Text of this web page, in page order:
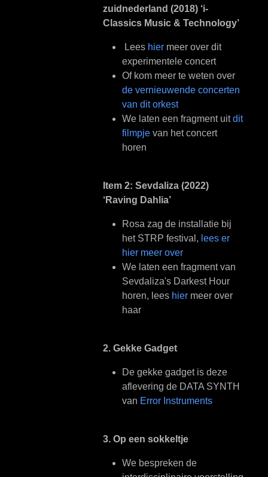
zuidnederland (2018) ‘i-
Classics Music & Technology’
Lees hier meer over dit
experimentele concert
Of kom meer te weten over
de vernieuwende concerten
van dit orkest
We laten een fragment uitdit
filmpje van het concert
horen
Item 2: Sevdaliza (2022)
‘Raving Dahlia’
Rosa zag de installatie bij
het STRP festival, lees er
hier meer over
We laten een fragment van
Sevdaliza's Darkest Hour
horen, lees hier meer over
haar
2. Gekke Gadget
De gekke gadget is deze
aflevering de DATA SYNTH
van Error Instruments
3. Op een sokkeltje
We bespreken de